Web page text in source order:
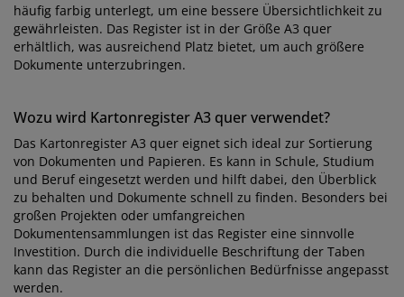
häufig farbig unterlegt, um eine bessere Übersichtlichkeit zu
gewährleisten. Das Register ist in der Größe A3 quer
erhältlich, was ausreichend Platz bietet, um auch größere
Dokumente unterzubringen.
Wozu wird Kartonregister A3 quer verwendet?
Das Kartonregister A3 quer eignet sich ideal zur Sortierung
von Dokumenten und Papieren. Es kann in Schule, Studium
und Beruf eingesetzt werden und hilft dabei, den Überblick
zu behalten und Dokumente schnell zu finden. Besonders bei
großen Projekten oder umfangreichen
Dokumentensammlungen ist das Register eine sinnvolle
Investition. Durch die individuelle Beschriftung der Taben
kann das Register an die persönlichen Bedürfnisse angepasst
werden.